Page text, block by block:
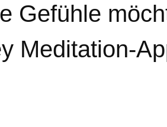
Gefühle
Meditation-